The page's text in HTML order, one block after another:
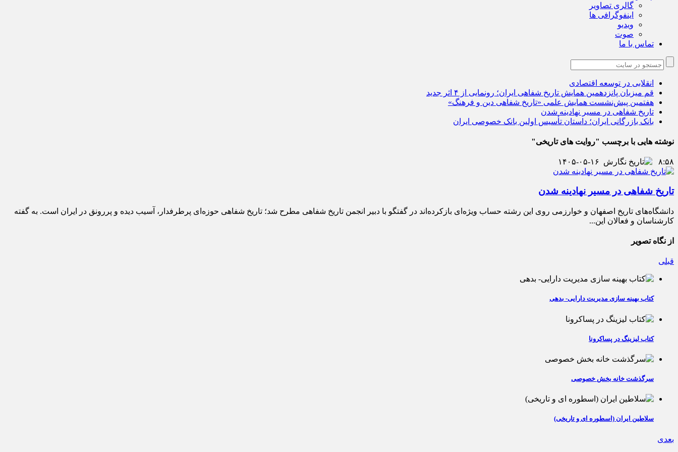
گالری تصاویر
اینفوگرافی ها
ویدیو
صوت
تماس با ما
انقلابی در توسعه اقتصادی
قم میزبان پانزدهمین همایش تاریخ شفاهی ایران؛ رونمایی از ۴ اثر جدید
هفتمین پیش‌نشست همایش علمی «تاریخ شفاهی دین و فرهنگ»
تاریخ شفاهی در مسیر نهادینه شدن
بانک بازرگانی ایران؛ داستان تأسیس اولین بانک خصوصی ایران
نوشته هایی با برچسب "روایت های تاریخی"
۸:۵۸
تاریخ شفاهی در مسیر نهادینه شدن
دانشگاه‌های تاریخ اصفهان و خوارزمی روی این رشته حساب ویژه‌ای بازکرده‌اند در گفتگو با دبیر انجمن تاریخ شفاهی مطرح شد؛ تاریخ شفاهی حوزه‌ای پرطرفدار، آسیب دیده و پررونق در ایران است. به گفته
کارشناسان و فعالان این...
از نگاه تصویر
قبلی
کتاب بهینه سازی مدیریت دارایی- بدهی
کتاب لیزینگ در پساکرونا
سرگذشت خانه بخش خصوصی
سلاطین ایران (اسطوره ای و تاریخی)
بعدی